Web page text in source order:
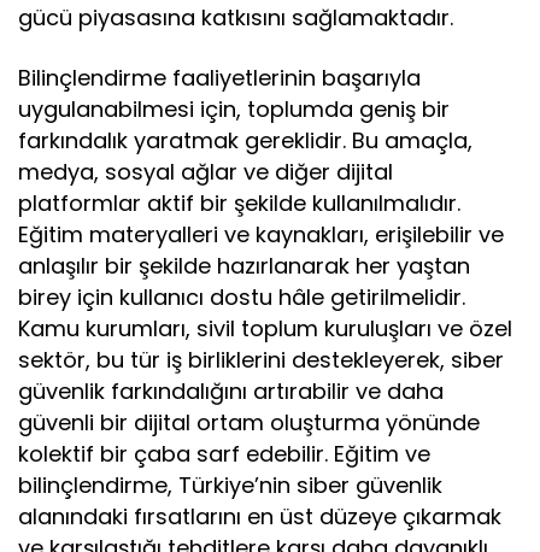
gücü piyasasına katkısını sağlamaktadır.
Bilinçlendirme faaliyetlerinin başarıyla
uygulanabilmesi için, toplumda geniş bir
farkındalık yaratmak gereklidir. Bu amaçla,
medya, sosyal ağlar ve diğer dijital
platformlar aktif bir şekilde kullanılmalıdır.
Eğitim materyalleri ve kaynakları, erişilebilir ve
anlaşılır bir şekilde hazırlanarak her yaştan
birey için kullanıcı dostu hâle getirilmelidir.
Kamu kurumları, sivil toplum kuruluşları ve özel
sektör, bu tür iş birliklerini destekleyerek, siber
güvenlik farkındalığını artırabilir ve daha
güvenli bir dijital ortam oluşturma yönünde
kolektif bir çaba sarf edebilir. Eğitim ve
bilinçlendirme, Türkiye’nin siber güvenlik
alanındaki fırsatlarını en üst düzeye çıkarmak